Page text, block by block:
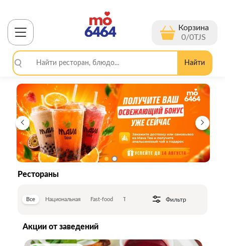
Корзина
0/0TJS
Найти
Рестораны
Все Национальная Fast-food Турецкая Ещё
Фильтр
Акции от заведений